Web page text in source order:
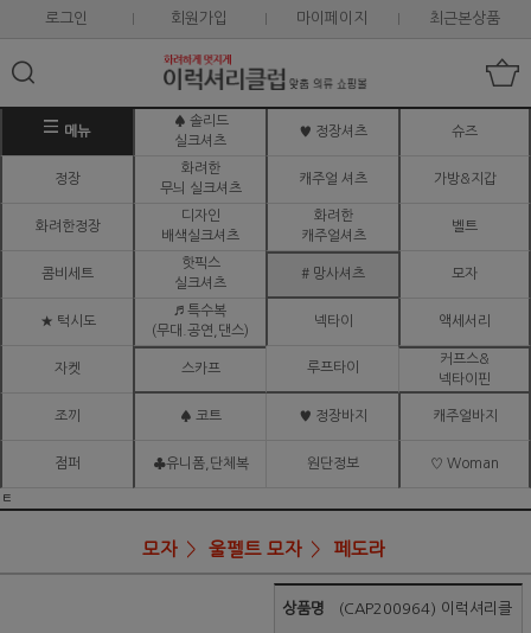
로그인 회원가입 마이페이지 최근본상품
메뉴
♠ 솔리드
실크셔츠
♥ 정장셔츠 슈즈
정장
화려한
무늬 실크셔츠
캐주얼 셔츠 가방&지갑
화려한정장
디자인
배색실크셔츠
화려한
캐주얼셔츠
벨트
콤비세트
핫픽스
실크셔츠
# 망사셔츠 모자
★ 턱시도
♬ 특수복
(무대.공연,댄스)
넥타이 액세서리
자켓 스카프 루프타이
커프스&
넥타이핀
조끼 ♠ 코트 ♥ 정장바지 캐주얼바지
점퍼 ♣유니폼,단체복 원단정보 ♡ Woman
ㅌ
모자 울펠트 모자 페도라
상품명 (CAP200964) 이럭셔리클